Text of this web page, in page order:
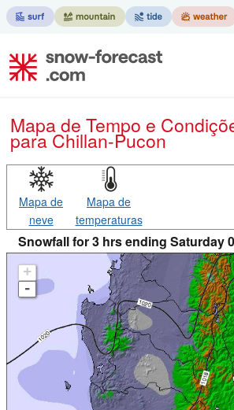
Mapa de Tempo e
para Chillan-Pucon
Mapa de
neve
Mapa de
temperaturas
Snowfall for 3 hrs ending Saturday
+
-